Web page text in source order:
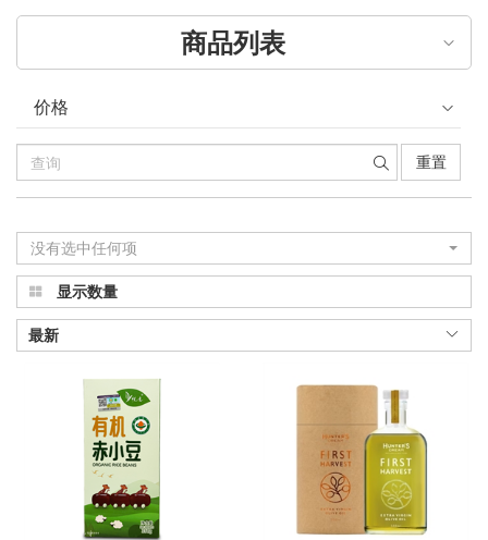
商品列表
价格
重置
没有选中任何项
显示数量
最新